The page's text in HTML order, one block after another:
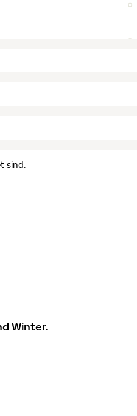
sind.
Winter.